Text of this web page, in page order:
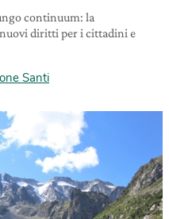
continuum: la
nuovi diritti per i cittadini e
Santi